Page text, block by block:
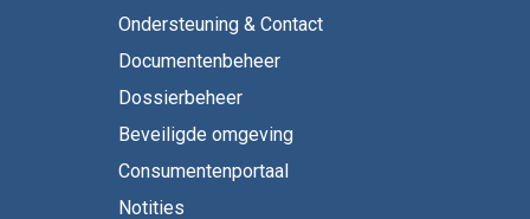
Ondersteuning & Contact
Documentenbeheer
Dossierbeheer
Beveiligde omgeving
Consumentenportaal
Notities